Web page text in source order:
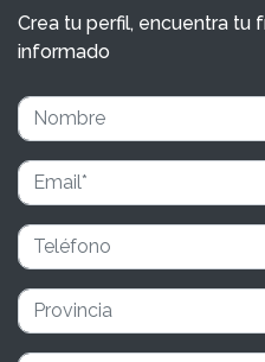
Crea tu perfil, encuentra tu
informado